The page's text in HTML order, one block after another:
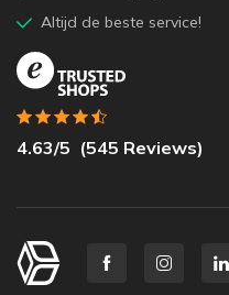
Altijd de beste service!
4.63/5 (545 Reviews)